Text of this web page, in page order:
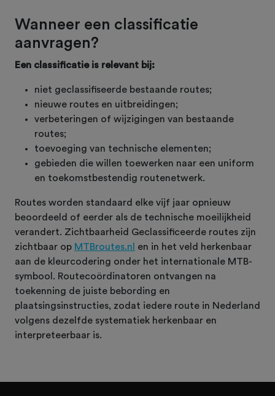
Wanneer een classificatie
aanvragen?
Een classificatie is relevant bij:
niet geclassifiseerde bestaande routes;
nieuwe routes en uitbreidingen;
verbeteringen of wijzigingen van bestaande
routes;
toevoeging van technische elementen;
gebieden die willen toewerken naar een uniform
en toekomstbestendig routenetwerk.
Routes worden standaard elke vijf jaar opnieuw
beoordeeld of eerder als de technische moeilijkheid
verandert. Zichtbaarheid Geclassificeerde routes zijn
zichtbaar op MTBroutes.nl
en in het veld herkenbaar
aan de kleurcodering onder het internationale MTB-
symbool. Routecoördinatoren ontvangen na
toekenning de juiste bebording en
plaatsingsinstructies, zodat iedere route in Nederland
volgens dezelfde systematiek herkenbaar en
interpreteerbaar is.